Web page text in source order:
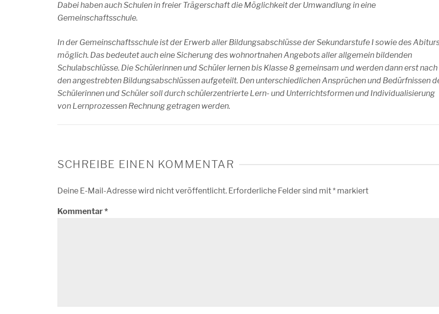
Dabei haben auch Schulen in freier Trägerschaft die Möglichkeit der Umwandlung in eine
Gemeinschaftsschule.
In der Gemeinschaftsschule ist der Erwerb aller Bildungsabschlüsse der Sekundarstufe I sowie des
möglich. Das bedeutet auch eine Sicherung des wohnortnahen Angebots aller allgemein bildenden
Schulabschlüsse. Die Schülerinnen und Schüler lernen bis Klasse 8 gemeinsam und werden dann erst nach
den angestrebten Bildungsabschlüssen aufgeteilt. Den unterschiedlichen Ansprüchen und Bedürfnissen
Schülerinnen und Schüler soll durch schülerzentrierte Lern- und Unterrichtsformen und Individualisierung
von Lernprozessen Rechnung getragen werden.
SCHREIBE EINEN KOMMENTAR
Deine E-Mail-Adresse wird nicht veröffentlicht. Erforderliche Felder sind mit* markiert
Kommentar*